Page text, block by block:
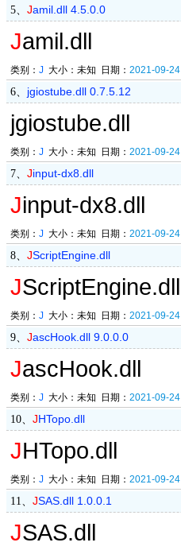
5、 Jamil.dll 4.5.0.0
Jamil.dll
类别： J 大小：未知 日期： 2021-09-24
6、 jgiostube.dll 0.7.5.12
jgiostube.dll
类别： J 大小：未知 日期： 2021-09-24
7、 Jinput-dx8.dll
Jinput-dx8.dll
类别： J 大小：未知 日期： 2021-09-24
8、 JScriptEngine.dll
JScriptEngine.dll
类别： J 大小：未知 日期： 2021-09-24
9、 JascHook.dll 9.0.0.0
JascHook.dll
类别： J 大小：未知 日期： 2021-09-24
10、 JHTopo.dll
JHTopo.dll
类别： J 大小：未知 日期： 2021-09-24
11、 JSAS.dll 1.0.0.1
JSAS.dll